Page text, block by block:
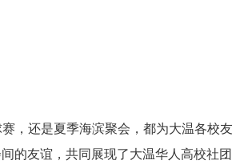
，还是夏季海滨聚会，都为大温各校
的友谊，共同展现了大温华人高校社团